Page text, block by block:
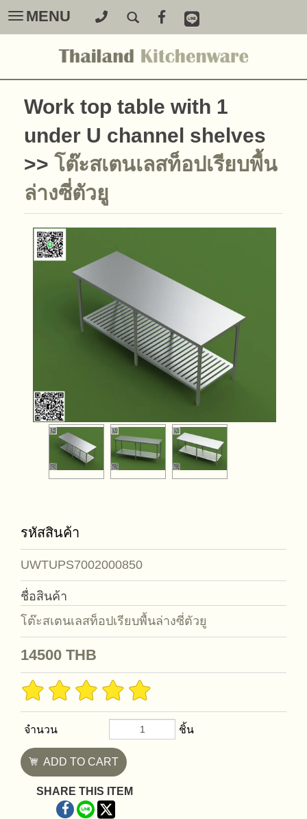
Toggle
navigation
MENU
Work top table with 1
under U channel shelves
>> โต๊ะสเตนเลสท็อปเรียบพื้น
ล่างซี่ตัวยู
รหัสสินค้า
UWTUPS7002000850
ชื่อสินค้า
โต๊ะสเตนเลสท็อปเรียบพื้นล่างซี่ตัวยู
14500 THB
จำนวน ชิ้น
ADD TO CART
SHARE THIS ITEM